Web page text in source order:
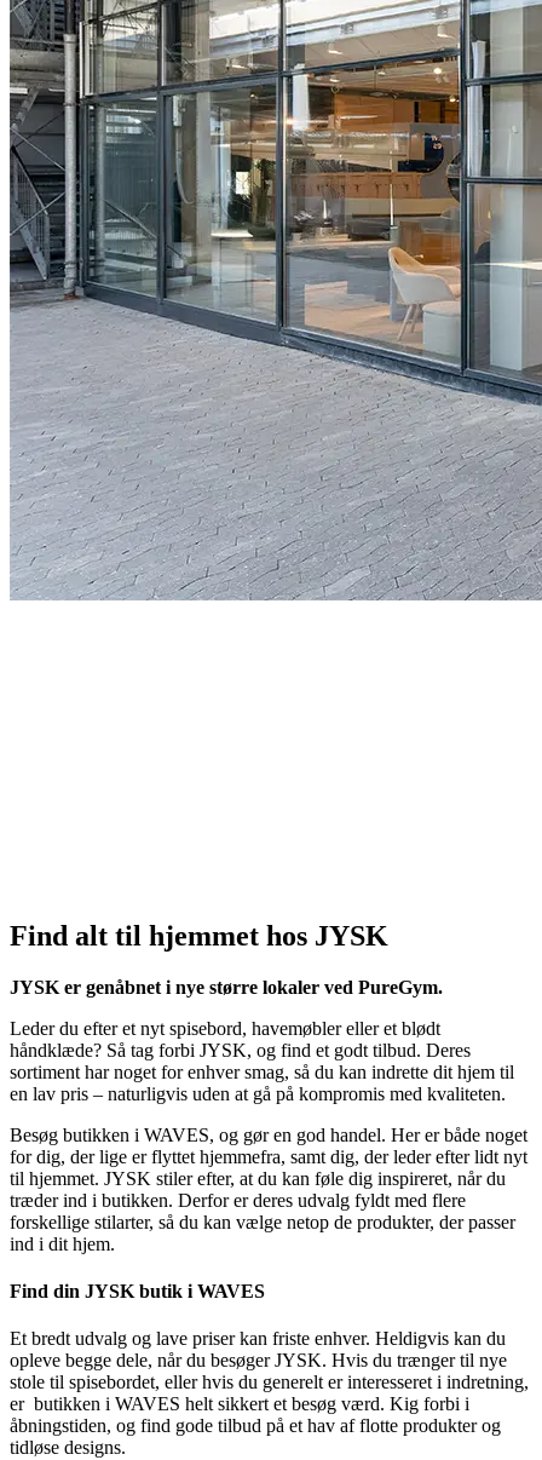
Find alt til hjemmet hos JYSK
JYSK er genåbnet i nye større lokaler ved PureGym.
Leder du efter et nyt spisebord, havemøbler eller et blødt
håndklæde? Så tag forbi JYSK, og find et godt tilbud. Deres
sortiment har noget for enhver smag, så du kan indrette dit hjem til
en lav pris – naturligvis uden at gå på kompromis med kvaliteten.
Besøg butikken i WAVES, og gør en god handel. Her er både noget
for dig, der lige er flyttet hjemmefra, samt dig, der leder efter lidt nyt
til hjemmet. JYSK stiler efter, at du kan føle dig inspireret, når du
træder ind i butikken. Derfor er deres udvalg fyldt med flere
forskellige stilarter, så du kan vælge netop de produkter, der passer
ind i dit hjem.
Find din JYSK butik i WAVES
Et bredt udvalg og lave priser kan friste enhver. Heldigvis kan du
opleve begge dele, når du besøger JYSK. Hvis du trænger til nye
stole til spisebordet, eller hvis du generelt er interesseret i indretning,
er butikken i WAVES helt sikkert et besøg værd. Kig forbi i
åbningstiden, og find gode tilbud på et hav af flotte produkter og
tidløse designs.